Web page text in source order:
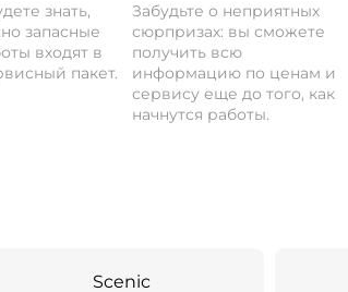
знать,
запасные
входят в
пакет.
Забудьте о неприятных
сюрпризах: вы сможете
получить всю
информацию по ценам и
сервису еще до того, как
начнутся работы.
Scenic